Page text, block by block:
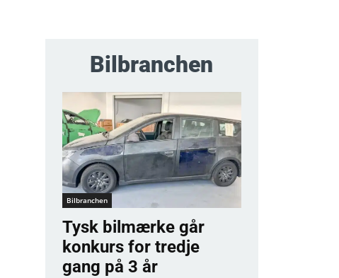
Bilbranchen
Bilbranchen
Tysk bilmærke går
konkurs for tredje
gang på 3 år